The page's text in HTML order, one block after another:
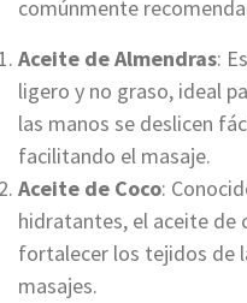
comúnmente
Aceite de Almendras:
ligero y no graso, ideal
las manos se deslicen
facilitando el masaje.
Aceite de Coco:
hidratantes, el aceite de
fortalecer los tejidos de
masajes.